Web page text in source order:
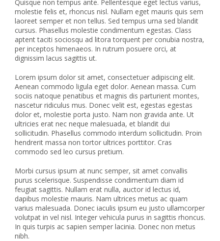
Quisque non tempus ante. Pellentesque eget lectus varius,
molestie felis et, rhoncus nisl. Nullam eget mauris quis sem
laoreet semper et non tellus. Sed tempus urna sed blandit
cursus. Phasellus molestie condimentum egestas. Class
aptent taciti sociosqu ad litora torquent per conubia nostra,
per inceptos himenaeos. In rutrum posuere orci, at
dignissim lacus sagittis ut.
Lorem ipsum dolor sit amet, consectetuer adipiscing elit.
Aenean commodo ligula eget dolor. Aenean massa. Cum
sociis natoque penatibus et magnis dis parturient montes,
nascetur ridiculus mus. Donec velit est, egestas egestas
dolor et, molestie porta justo. Nam non gravida ante. Ut
ultricies erat nec neque malesuada, et blandit dui
sollicitudin. Phasellus commodo interdum sollicitudin. Proin
hendrerit massa non tortor ultrices porttitor. Cras
commodo sed leo cursus pretium.
Morbi cursus ipsum at nunc semper, sit amet convallis
purus scelerisque. Suspendisse condimentum diam id
feugiat sagittis. Nullam erat nulla, auctor id lectus id,
dapibus molestie mauris. Nam ultrices metus ac quam
varius malesuada. Donec iaculis ipsum eu justo ullamcorper
volutpat in vel nisl. Integer vehicula purus in sagittis rhoncus.
In quis turpis ac sapien semper lacinia. Donec non metus
nibh.